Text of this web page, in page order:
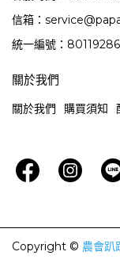
信箱：
統一編號：80119286
關於我們
關於我們 購買須知
Copyright © 農會趴